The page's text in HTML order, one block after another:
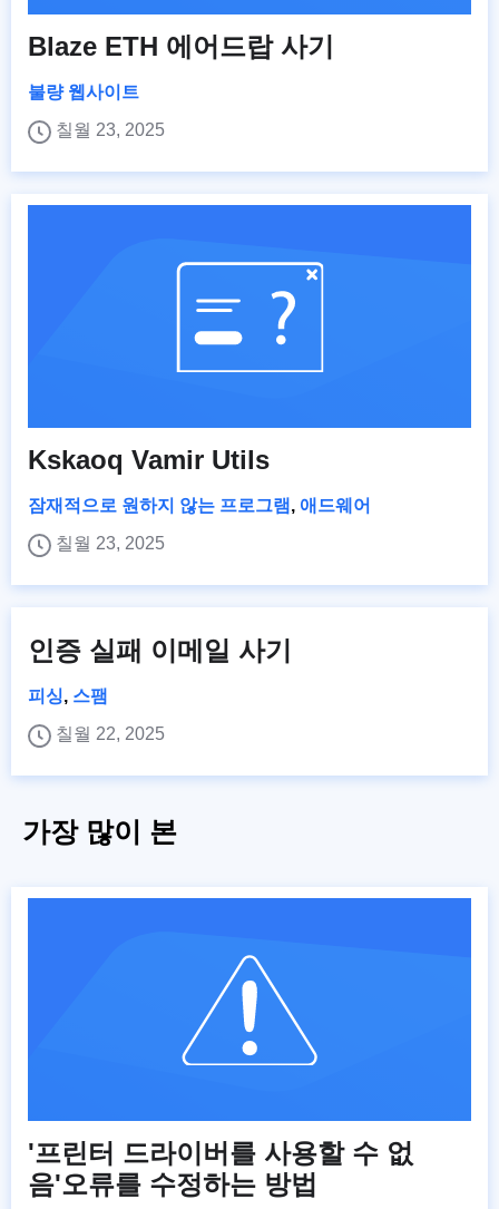
Blaze ETH 에어드랍 사기
불량 웹사이트
칠월 23, 2025
Kskaoq Vamir Utils
잠재적으로 원하지 않는 프로그램 , 애드웨어
칠월 23, 2025
인증 실패 이메일 사기
피싱, 스팸
칠월 22, 2025
가장 많이 본
'프린터 드라이버를 사용할 수 없
음'오류를 수정하는 방법